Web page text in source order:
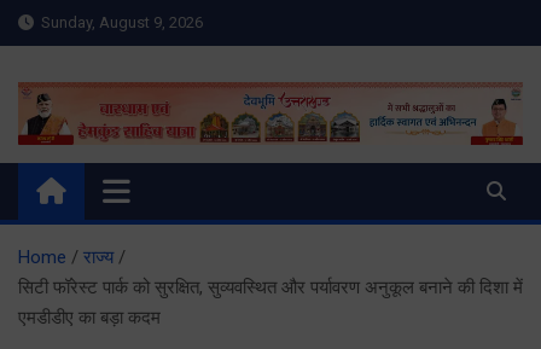
Skip
to
Sunday, August 9, 2026
Meru Raibar | Uttarakhand
News | Uttarkashi News
meruraibar.com
Home
राज्य
सिटी फॉरेस्ट पार्क को सुरक्षित, सुव्यवस्थित और पर्यावरण अनुकूल बनाने की दिशा में
एमडीडीए का बड़ा कदम